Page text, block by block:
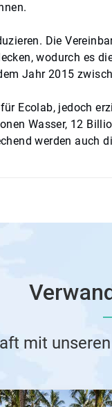
Die
wodurch
Jahr 2015
Ecolab, jedoch
Wasser, 12
werden auch
mit